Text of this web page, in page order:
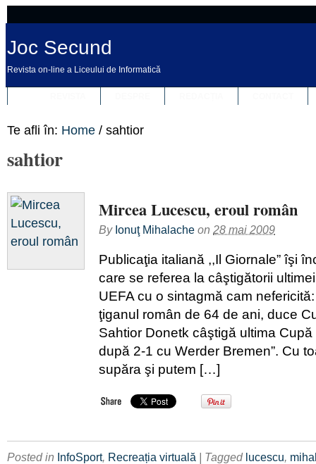
Joc Secund
Revista on-line a Liceului de Informatică
Te afli în: Home / sahtior
sahtior
Mircea Lucescu, eroul român
By Ionuţ Mihalache on 28 mai 2009
Publicaţia italiană ,,Il Giornale” îşi
care se referea la câştigătorii
UEFA cu o sintagmă cam
ţiganul român de 64 de ani, duce
Sahtior Donetk câştigă ultima
după 2-1 cu Werder Bremen”. Cu
supăra şi putem […]
Posted in InfoSport, Recreația virtuală | Tagged lucescu,